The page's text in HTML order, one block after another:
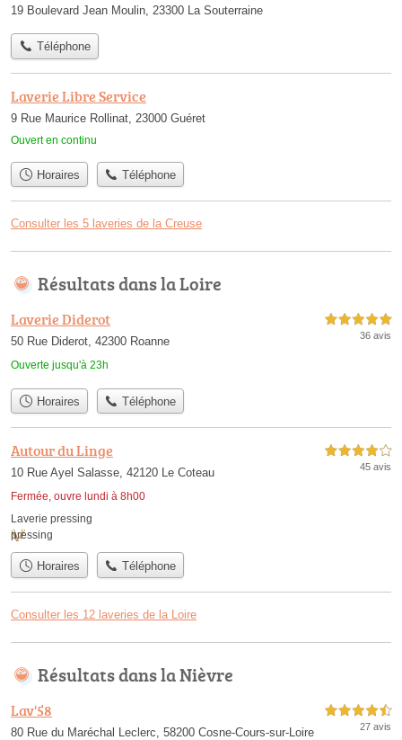
19 Boulevard Jean Moulin, 23300 La Souterraine
Téléphone
Laverie Libre Service
9 Rue Maurice Rollinat, 23000 Guéret
Ouvert en continu
Horaires Téléphone
Consulter les 5 laveries de la Creuse
Résultats dans la Loire
Laverie Diderot
50 Rue Diderot, 42300 Roanne
Ouverte jusqu'à 23h
5,0 étoiles sur 5
36 avis
Horaires Téléphone
Autour du Linge
10 Rue Ayel Salasse, 42120 Le Coteau
Fermée, ouvre lundi à 8h00
4,0 étoiles sur 5
45 avis
Laverie pressing
pressing
Horaires Téléphone
Consulter les 12 laveries de la Loire
Résultats dans la Nièvre
Lav'58
80 Rue du Maréchal Leclerc, 58200 Cosne-Cours-sur-Loire
4,5 étoiles sur 5
27 avis